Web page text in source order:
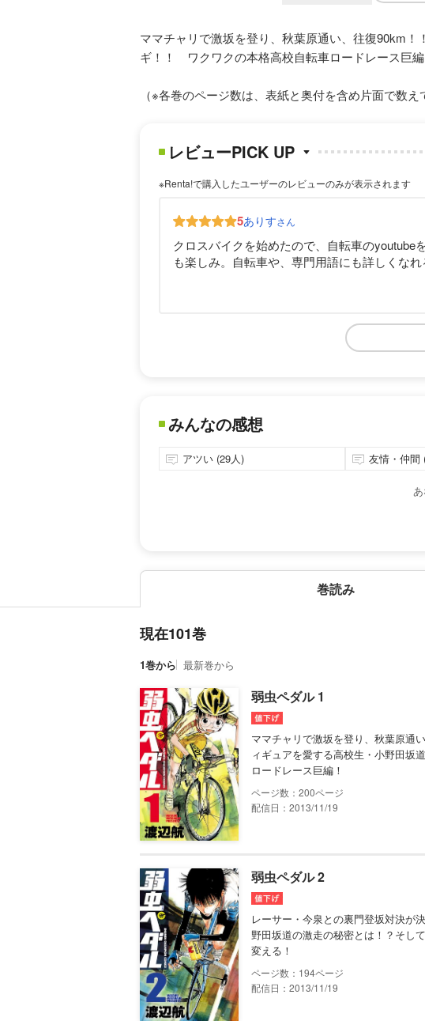
ママチャリで激坂を登り、秋葉原通い、往復90km
ギ！！ ワクワクの本格高校自転車ロードレース巨編
（※各巻のページ数は、表紙と奥付を含め片面で数え
レビューPICK UP
※Renta!で購入したユーザーのレビューのみが表示されます
5ありすさん
クロスバイクを始めたので、自転車の
も楽しみ。自転車や、専門用語にも詳しくなれ
みんなの感想
アツい (29人) 友情・仲間
巻読み
現在101巻
1巻から 最新巻から
弱虫ペダル 1
ママチャリで激坂を登り、秋葉原通
ィギュアを愛する高校生・小野田坂
ロードレース巨編！
200
配信日：2013/11/19
弱虫ペダル 2
レーサー・今泉との裏門登坂対決が
野田坂道の激走の秘密とは！？そし
変える！
194
配信日：2013/11/19